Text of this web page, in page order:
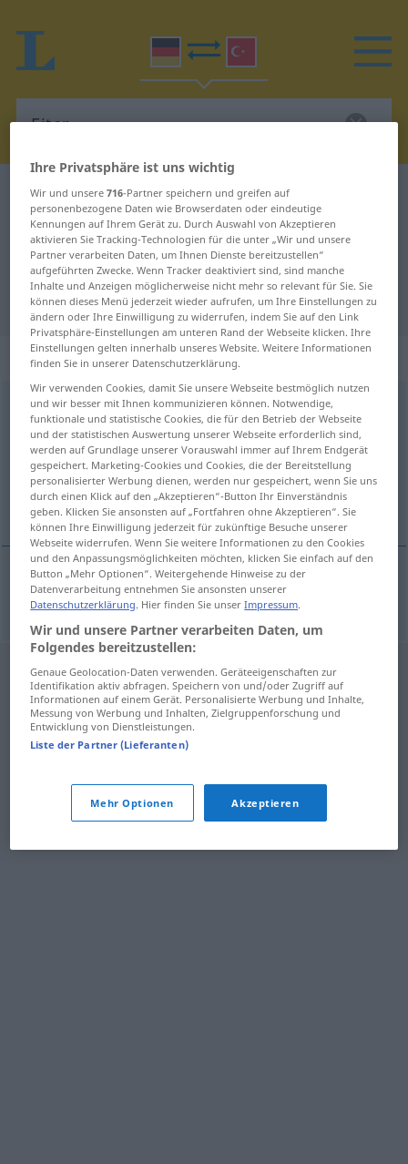
Deutsch-Türkisch Wörterbuch Eiter
Deutsch-Türkisch Übersetzung für
"Eiter"
"Eiter" Türkisch Übersetzung
„Eiter“: männlich
Eiterm < -s;ohne pl>
Übersicht aller Übersetzungen
(Für mehr Details die Übersetzung anklicken/antippen)
cerahat, irin
cerahat,irin Eiter MED
Ihre Privatsphäre ist uns wichtig
Wir und unsere716-Partner speichern und greifen auf
personenbezogene Daten wie Browserdaten oder eindeutige
Kennungen auf Ihrem Gerät zu. Durch Auswahl von Akzeptieren
aktivieren Sie Tracking-Technologien für die unter „Wir und unsere
Partner verarbeiten Daten, um Ihnen Dienste bereitzustellen“
aufgeführten Zwecke. Wenn Tracker deaktiviert sind, sind manche
Inhalte und Anzeigen möglicherweise nicht mehr so relevant für Sie. Sie
können dieses Menü jederzeit wieder aufrufen, um Ihre Einstellungen zu
ändern oder Ihre Einwilligung zu widerrufen, indem Sie auf den Link
Privatsphäre-Einstellungen am unteren Rand der Webseite klicken. Ihre
Einstellungen gelten innerhalb unseres Website. Weitere Informationen
finden Sie in unserer Datenschutzerklärung.
Wir verwenden Cookies, damit Sie unsere Webseite bestmöglich nutzen
und wir besser mit Ihnen kommunizieren können. Notwendige,
funktionale und statistische Cookies, die für den Betrieb der Webseite
und der statistischen Auswertung unserer Webseite erforderlich sind,
werden auf Grundlage unserer Vorauswahl immer auf Ihrem Endgerät
gespeichert. Marketing-Cookies und Cookies, die der Bereitstellung
personalisierter Werbung dienen, werden nur gespeichert, wenn Sie uns
durch einen Klick auf den „Akzeptieren“-Button Ihr Einverständnis
geben. Klicken Sie ansonsten auf „Fortfahren ohne Akzeptieren“. Sie
können Ihre Einwilligung jederzeit für zukünftige Besuche unserer
Webseite widerrufen. Wenn Sie weitere Informationen zu den Cookies
und den Anpassungsmöglichkeiten möchten, klicken Sie einfach auf den
Button „Mehr Optionen“. Weitergehende Hinweise zu der
Datenverarbeitung entnehmen Sie ansonsten unserer
Datenschutzerklärung. Hier finden Sie unserImpressum.
Wir und unsere Partner verarbeiten Daten, um
Folgendes bereitzustellen:
Genaue Geolocation-Daten verwenden. Geräteeigenschaften zur
Identifikation aktiv abfragen. Speichern von und/oder Zugriff auf
Informationen auf einem Gerät. Personalisierte Werbung und Inhalte,
Messung von Werbung und Inhalten, Zielgruppenforschung und
Entwicklung von Dienstleistungen.
Liste der Partner (Lieferanten)
Mehr Optionen Akzeptieren